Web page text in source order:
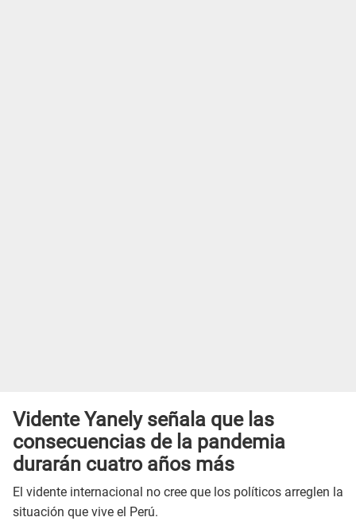
Vidente Yanely señala que las
consecuencias de la pandemia
durarán cuatro años más
El vidente internacional no cree que los políticos arreglen la
situación que vive el Perú.